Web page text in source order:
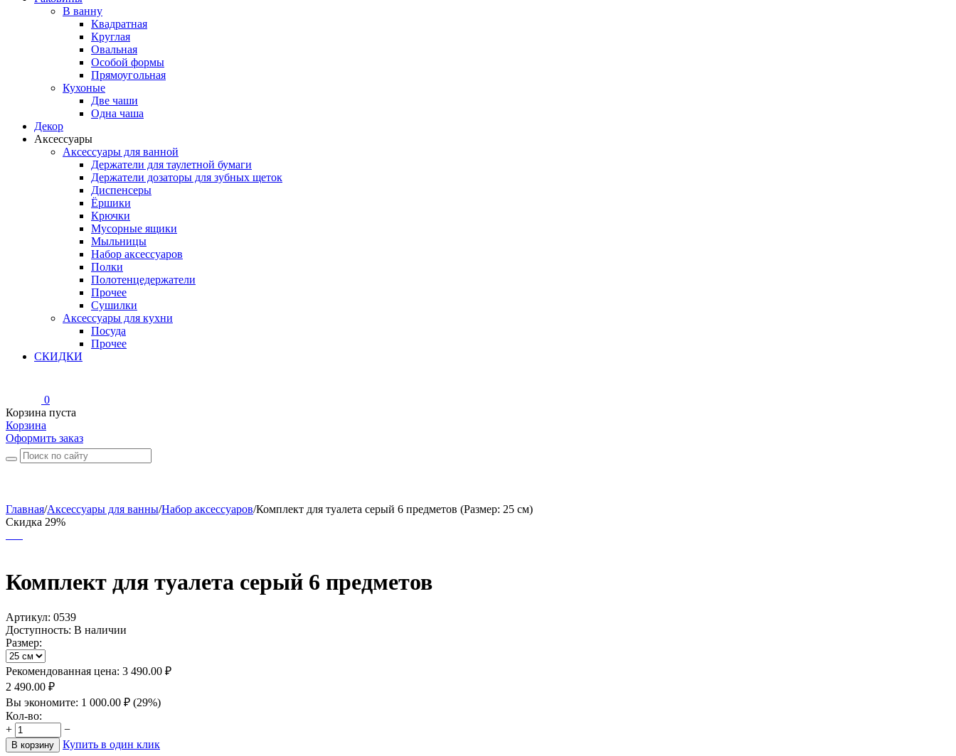
В ванну
Квадратная
Круглая
Овальная
Особой формы
Прямоугольная
Кухоные
Две чаши
Одна чаша
Декор
Аксессуары
Аксессуары для ванной
Держатели для таулетной бумаги
Держатели дозаторы для зубных щеток
Диспенсеры
Ёршики
Крючки
Мусорные ящики
Мыльницы
Набор аксессуаров
Полки
Полотенцедержатели
Прочее
Сушилки
Аксессуары для кухни
Посуда
Прочее
СКИДКИ
0
Корзина пуста
Корзина
Оформить заказ
Главная/Аксессуары для ванны/Набор аксессуаров/Комплект для туалета серый 6 предметов (Размер: 25 см)
Скидка 29%
Комплект для туалета серый 6 предметов
Артикул: 0539
Доступность: В наличии
Размер:
Рекомендованная цена: 3 490.00 ₽
2 490.00 ₽
Вы экономите: 1 000.00 ₽ (29%)
Кол-во:
+
−
В корзину Купить в один клик